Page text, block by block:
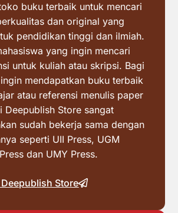
buku terbaik untuk mencari
dan original yang
pendidikan tinggi dan ilmiah.
yang ingin mencari
untuk kuliah atau skripsi. Bagi
mendapatkan buku terbaik
atau referensi menulis paper
Deepublish Store sangat
sudah bekerja sama dengan
seperti UII Press, UGM
dan UMY Press.
Store